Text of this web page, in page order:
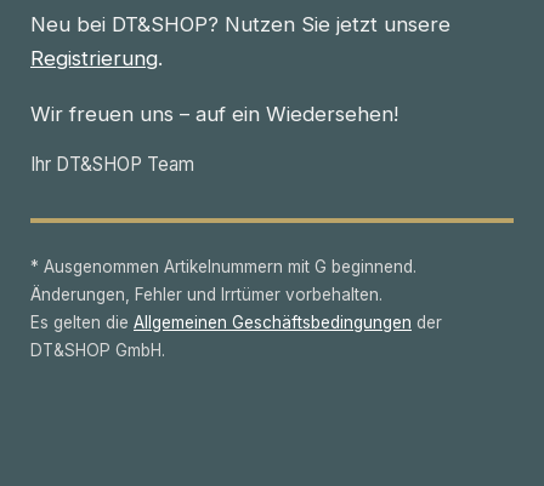
Neu bei DT&SHOP? Nutzen Sie jetzt unsere
Registrierung.
Wir freuen uns – auf ein Wiedersehen!
Ihr DT&SHOP Team
* Ausgenommen Artikelnummern mit G beginnend.
Änderungen, Fehler und Irrtümer vorbehalten.
Es gelten die Allgemeinen Geschäftsbedingungen der
DT&SHOP GmbH.